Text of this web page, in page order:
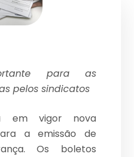
para as
pelos sindicatos
em vigor nova
a emissão de
Os boletos